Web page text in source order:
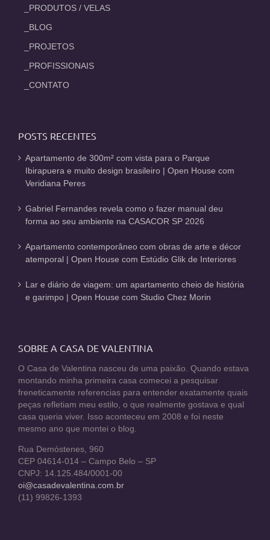
_PRODUTOS / VELAS
_BLOG
_PROJETOS
_PROFISSIONAIS
_CONTATO
POSTS RECENTES
Apartamento de 300m² com vista para o Parque
Ibirapuera e muito design brasileiro | Open House com
Veridiana Peres
Gabriel Fernandes revela como o fazer manual deu
forma ao seu ambiente na CASACOR SP 2026
Apartamento contemporâneo com obras de arte e décor
atemporal | Open House com Estúdio Glik de Interiores
Lar e diário de viagem: um apartamento cheio de história
e garimpo | Open House com Studio Chez Morin
SOBRE A CASA DE VALENTINA
O Casa de Valentina nasceu de uma paixão. Quando estava
montando minha primeira casa comecei a pesquisar
freneticamente referencias para entender exatamente quais
peças refletiam meu estilo, o que realmente gostava e qual
casa queria viver. Isso aconteceu em 2008 e foi neste
mesmo ano que montei o blog.
Rua Demóstenes, 960
CEP 04614-014 – Campo Belo – SP
CNPJ: 14.125.484/0001-00
oi@casadevalentina.com.br
(11) 99826-1393